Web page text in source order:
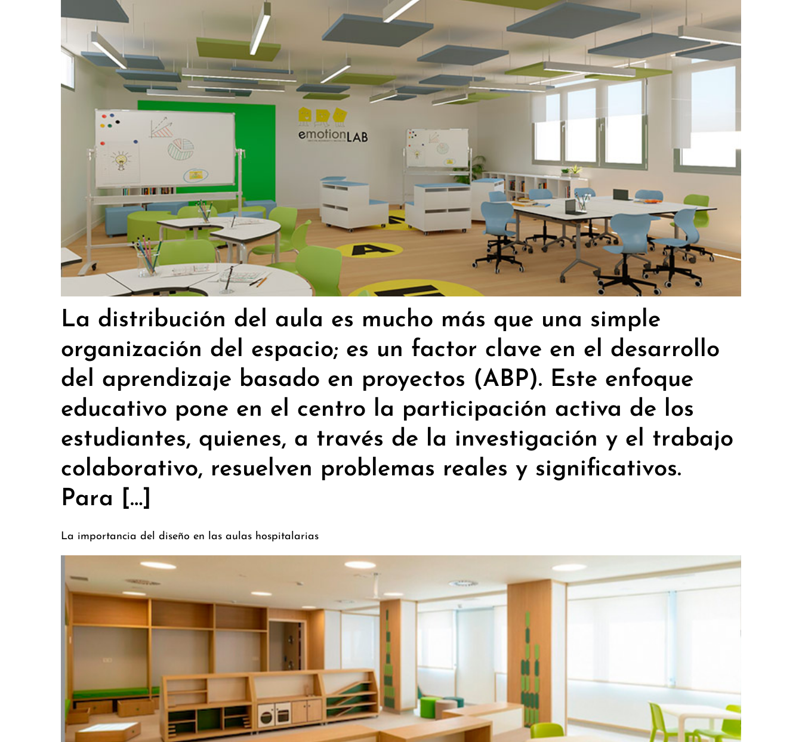
La distribución del aula es mucho más que una simple
organización del espacio; es un factor clave en el desarrollo
del aprendizaje basado en proyectos (ABP). Este enfoque
educativo pone en el centro la participación activa de los
estudiantes, quienes, a través de la investigación y el trabajo
colaborativo, resuelven problemas reales y significativos.
Para […]
La importancia del diseño en las aulas hospitalarias